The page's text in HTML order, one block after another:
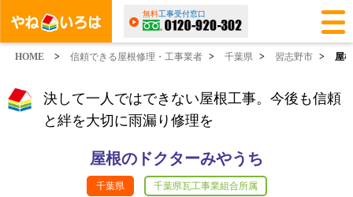
無料工事受付窓口
HOME > 信頼できる屋根修理・工事業者 > 千葉県 > 習志野市 > 屋
決して一人ではできない屋根工事。今後も信頼
と絆を大切に雨漏り修理を
屋根のドクターみやうち
千葉県 千葉県瓦工事業組合所属